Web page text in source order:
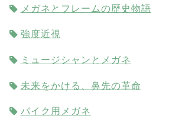
メガネとフレームの歴史物語
強度近視
ミュージシャンとメガネ
未来をかける、鼻先の革命
バイク用メガネ